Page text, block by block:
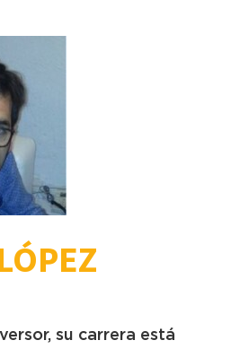
su carrera está